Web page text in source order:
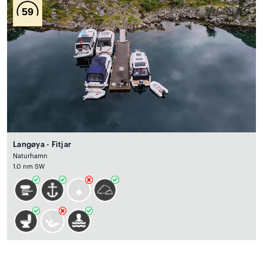
59
Langøya - Fitjar
Naturhamn
1.0 nm SW